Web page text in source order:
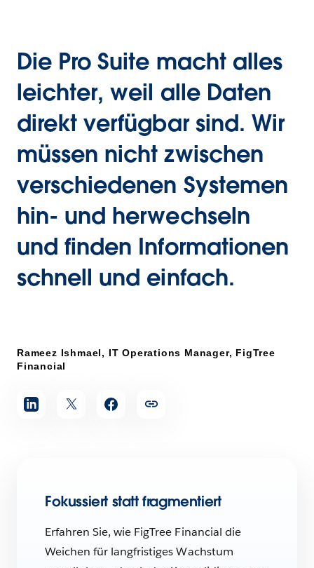
Die Pro Suite macht alles
leichter, weil alle Daten
direkt verfügbar sind. Wir
müssen nicht zwischen
verschiedenen Systemen
hin- und herwechseln
und finden Informationen
schnell und einfach.
Rameez Ishmael, IT Operations Manager, FigTree
Financial
Fokussiert statt fragmentiert
Erfahren Sie, wie FigTree Financial die
Weichen für langfristiges Wachstum